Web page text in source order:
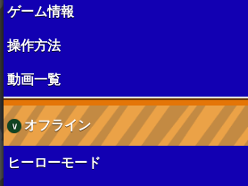
ゲーム情報
操作方法
動画一覧
オフライン
ヒーローモード